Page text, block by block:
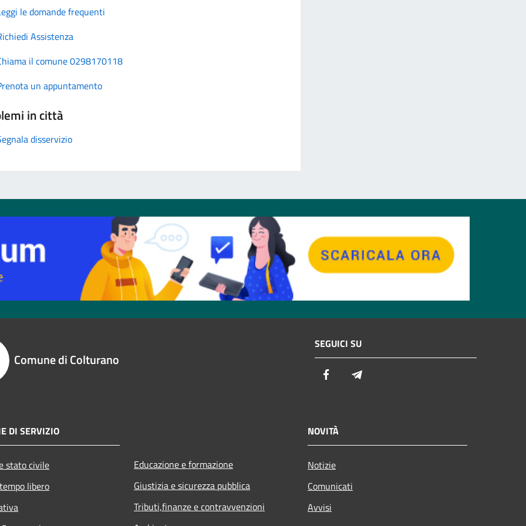
le domande frequenti
Assistenza
il comune 0298170118
un appuntamento
in città
disservizio
Comune di Colturano
SEGUICI SU
Facebook
DI SERVIZIO
stato civile
libero
Educazione e formazione
Giustizia e sicurezza pubblica
Tributi,finanze e contravvenzioni
NOVITÀ
Notizie
Comunicati
Avvisi